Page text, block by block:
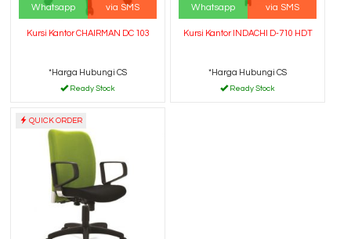
Whatsapp via SMS
Kursi Kantor CHAIRMAN DC 103
*Harga Hubungi CS
Ready Stock
Whatsapp via SMS
Kursi Kantor INDACHI D-710 HDT
*Harga Hubungi CS
Ready Stock
QUICK ORDER